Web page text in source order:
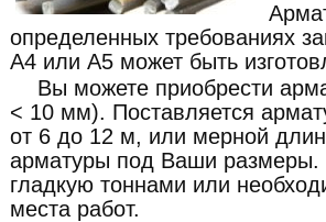
определенных требованиях
А4 или A5 может быть
Вы можете приобрести
< 10 мм). Поставляется
от 6 до 12 м, или мерной
арматуры под Ваши размеры.
гладкую тоннами или
места работ.